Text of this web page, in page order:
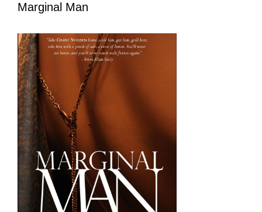
Marginal Man